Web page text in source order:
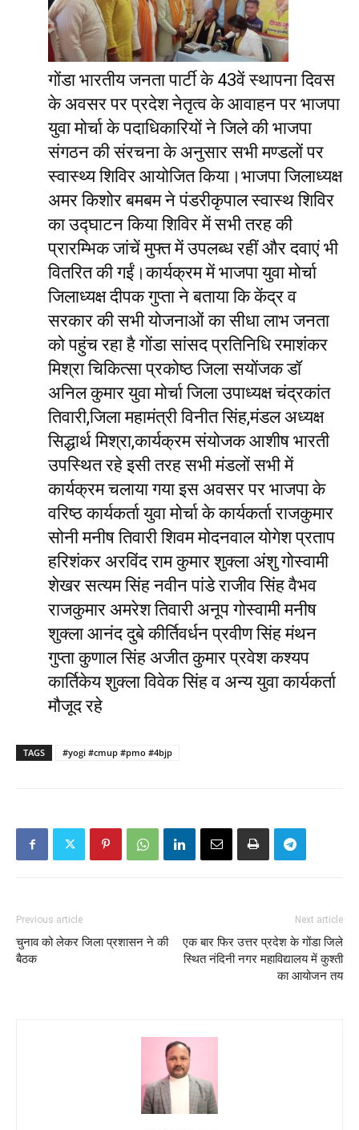
गोंडा भारतीय जनता पार्टी के 43वें स्थापना दिवस
के अवसर पर प्रदेश नेतृत्व के आवाहन पर भाजपा
युवा मोर्चा के पदाधिकारियों ने जिले की भाजपा
संगठन की संरचना के अनुसार सभी मण्डलों पर
स्वास्थ्य शिविर आयोजित किया।भाजपा जिलाध्यक्ष
अमर किशोर बमबम ने पंडरीकृपाल स्वास्थ शिविर
का उद्घाटन किया शिविर में सभी तरह की
प्रारम्भिक जांचें मुफ्त में उपलब्ध रहीं और दवाएं भी
वितरित की गईं।कार्यक्रम में भाजपा युवा मोर्चा
जिलाध्यक्ष दीपक गुप्ता ने बताया कि केंद्र व
सरकार की सभी योजनाओं का सीधा लाभ जनता
को पहुंच रहा है गोंडा सांसद प्रतिनिधि रमाशंकर
मिश्रा चिकित्सा प्रकोष्ठ जिला सयोंजक डॉ
अनिल कुमार युवा मोर्चा जिला उपाध्यक्ष चंद्रकांत
तिवारी,जिला महामंत्री विनीत सिंह,मंडल अध्यक्ष
सिद्धार्थ मिश्रा,कार्यक्रम संयोजक आशीष भारती
उपस्थित रहे इसी तरह सभी मंडलों सभी में
कार्यक्रम चलाया गया इस अवसर पर भाजपा के
वरिष्ठ कार्यकर्ता युवा मोर्चा के कार्यकर्ता राजकुमार
सोनी मनीष तिवारी शिवम मोदनवाल योगेश प्रताप
हरिशंकर अरविंद राम कुमार शुक्ला अंशु गोस्वामी
शेखर सत्यम सिंह नवीन पांडे राजीव सिंह वैभव
राजकुमार अमरेश तिवारी अनूप गोस्वामी मनीष
शुक्ला आनंद दुबे कीर्तिवर्धन प्रवीण सिंह मंथन
गुप्ता कुणाल सिंह अजीत कुमार प्रवेश कश्यप
कार्तिकेय शुक्ला विवेक सिंह व अन्य युवा कार्यकर्ता
मौजूद रहे
TAGS #yogi #cmup #pmo #4bjp
Previous article
चुनाव को लेकर जिला प्रशासन ने की
बैठक
Next article
एक बार फिर उत्तर प्रदेश के गोंडा जिले
स्थित नंदिनी नगर महाविद्यालय में कुश्ती
का आयोजन तय